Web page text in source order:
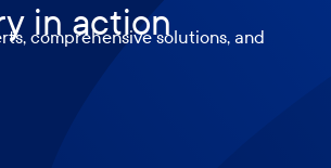
in action
comprehensive solutions, and